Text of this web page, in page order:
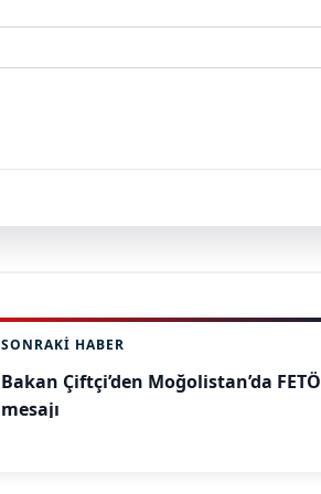
SONRAKI HABER
Bakan Çiftçi’den Moğolistan’da FETÖ
mesajı